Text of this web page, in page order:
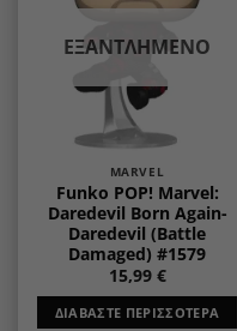
ΕΞΑΝΤΛΗΜΈΝΟ
MARVEL
Funko POP! Marvel:
Daredevil Born Again-
Daredevil (Battle
Damaged) #1579
15,99 €
ΔΙΑΒΆΣΤΕ ΠΕΡΙΣΣΌΤΕΡΑ